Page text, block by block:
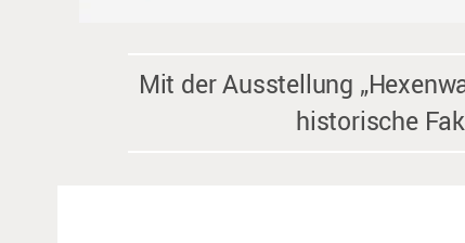
Mit der Ausstellung
historische